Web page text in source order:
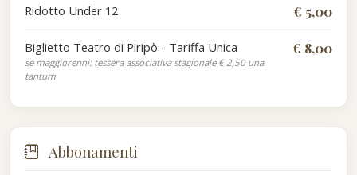
Ridotto Under 12 € 5,00
Biglietto Teatro di Piripò - Tariffa Unica
se maggiorenni: tessera associativa stagionale € 2,50 una
tantum
€ 8,00
Abbonamenti